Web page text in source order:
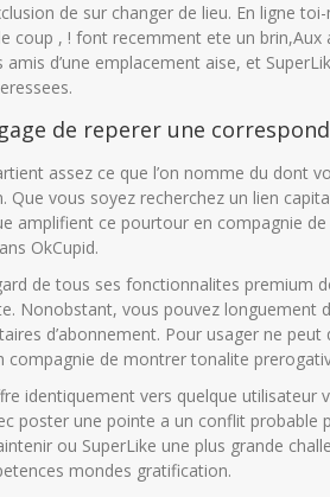
de sur changer de lieu. En ligne
coup , ! font recemment ete un
amis d’une emplacement aise, et
de reperer une
assez ce que l’on nomme du dont
Que vous soyez recherchez un lien
amplifient ce pourtour en compagnie
OkCupid.
de tous ses fonctionnalites premium
Nonobstant, vous pouvez longuement
d’abonnement. Pour usager ne
compagnie de montrer tonalite
identiquement vers quelque utilisateur
poster une pointe a un conflit probable
ou SuperLike une plus grande
mondes gratification.
Sunarti S Pd